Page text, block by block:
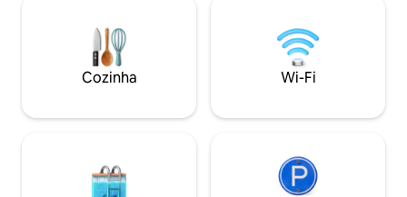
um terraço espetacular com banheira
para 2 pessoas, uma cama lounge +
churrasqueira, tudo de frente para o
louça + Netflix para uma estadia
Praia de Sosua,
restaurantes/
- Perto de tudo!!
aeroporto POP e
Cozinha Wi-Fi